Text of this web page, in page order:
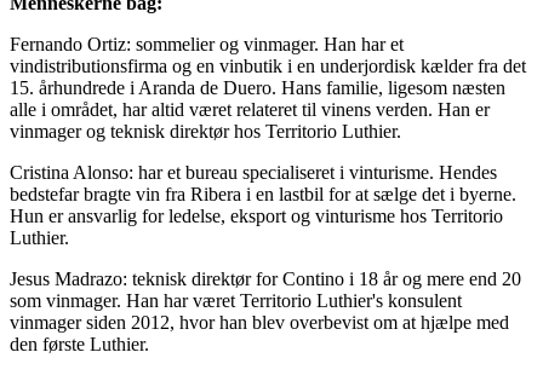
Fernando Ortiz: sommelier og vinmager. Han har et
vindistributionsfirma og en vinbutik i en underjordisk kælder fra det
15. århundrede i Aranda de Duero. Hans familie, ligesom næsten
alle i området, har altid været relateret til vinens verden. Han er
vinmager og teknisk direktør hos Territorio Luthier.
Cristina Alonso: har et bureau specialiseret i vinturisme. Hendes
bedstefar bragte vin fra Ribera i en lastbil for at sælge det i byerne.
Hun er ansvarlig for ledelse, eksport og vinturisme hos Territorio
Luthier.
Jesus Madrazo: teknisk direktør for Contino i 18 år og mere end 20
som vinmager. Han har været Territorio Luthier's konsulent
vinmager siden 2012, hvor han blev overbevist om at hjælpe med
den første Luthier.